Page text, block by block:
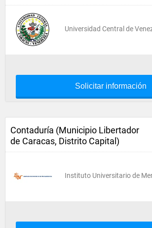
Universidad Central de
Solicitar información
Contaduría (Municipio Libertador
de Caracas, Distrito Capital)
Instituto Universitario de